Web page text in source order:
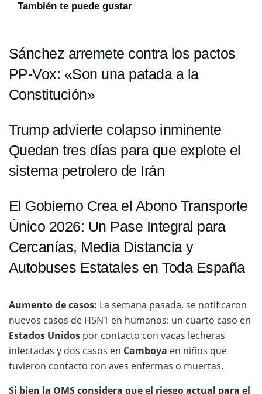
También te puede gustar
Sánchez arremete contra los pactos
PP-Vox: «Son una patada a la
Constitución»
Trump advierte colapso inminente
Quedan tres días para que explote el
sistema petrolero de Irán
El Gobierno Crea el Abono Transporte
Único 2026: Un Pase Integral para
Cercanías, Media Distancia y
Autobuses Estatales en Toda España
Aumento de casos: La semana pasada, se notificaron
nuevos casos de H5N1 en humanos: un cuarto caso en
Estados Unidos por contacto con vacas lecheras
infectadas y dos casos en Camboya en niños que
tuvieron contacto con aves enfermas o muertas.
Si bien la OMS considera que el riesgo actual para el